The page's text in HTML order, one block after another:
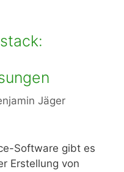
Jäger
Software gibt es
Erstellung von